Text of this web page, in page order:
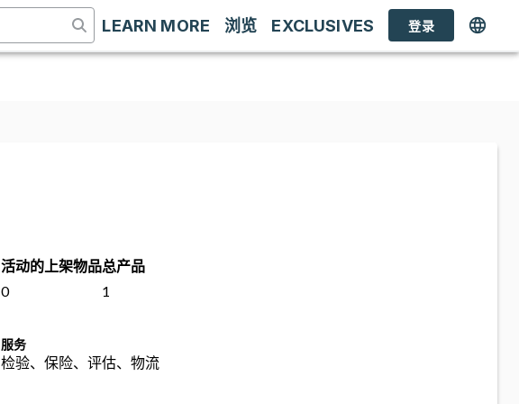
LEARN MORE 浏览 EXCLUSIVES 登录
活动的上架物品
0
总产品
1
服务
检验、保险、评估、物流